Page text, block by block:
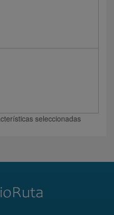
seleccionadas